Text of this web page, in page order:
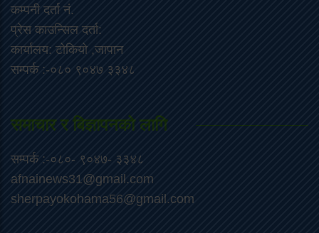
कम्पनी दर्ता नं.
प्रेस काउन्सिल दर्ता:
कार्यालय: टोकियो ,जापान
सम्पर्क :-०८० ९०४७ ३३४८
समाचार र बिज्ञापनको लागि
सम्पर्क :-०८०- ९०४७- ३३४८
afnainews31@gmail.com
sherpayokohama56@gmail.com